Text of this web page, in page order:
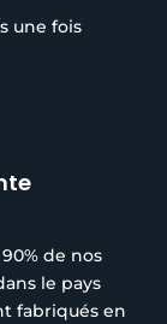
une fois
de nos
le pays
fabriqués en